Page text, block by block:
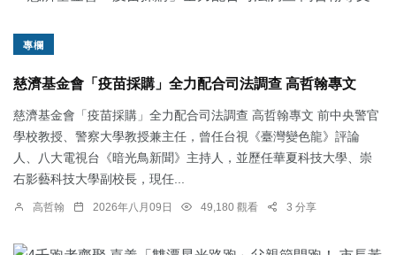
專欄
慈濟基金會「疫苗採購」全力配合司法調查 高哲翰專文
慈濟基金會「疫苗採購」全力配合司法調查 高哲翰專文 前中央警官
學校教授、警察大學教授兼主任，曾任台視《臺灣變色龍》評論
人、八大電視台《暗光鳥新聞》主持人，並歷任華夏科技大學、崇
右影藝科技大學副校長，現任...
高哲翰 2026年八月09日 49,180 觀看 3 分享